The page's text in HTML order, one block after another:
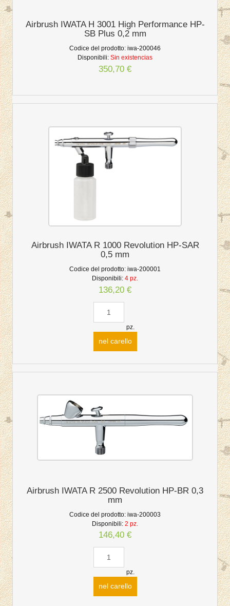
Airbrush IWATA H 3001 High Performance HP-
SB Plus 0,2 mm
Codice del prodotto: iwa-200046
Disponibili: Sin existencias
350,70 €
Airbrush IWATA R 1000 Revolution HP-SAR
0,5 mm
Codice del prodotto: iwa-200001
Disponibili: 4 pz.
136,20 €
pz.
nel carello
Airbrush IWATA R 2500 Revolution HP-BR 0,3
mm
Codice del prodotto: iwa-200003
Disponibili: 2 pz.
146,40 €
pz.
nel carello